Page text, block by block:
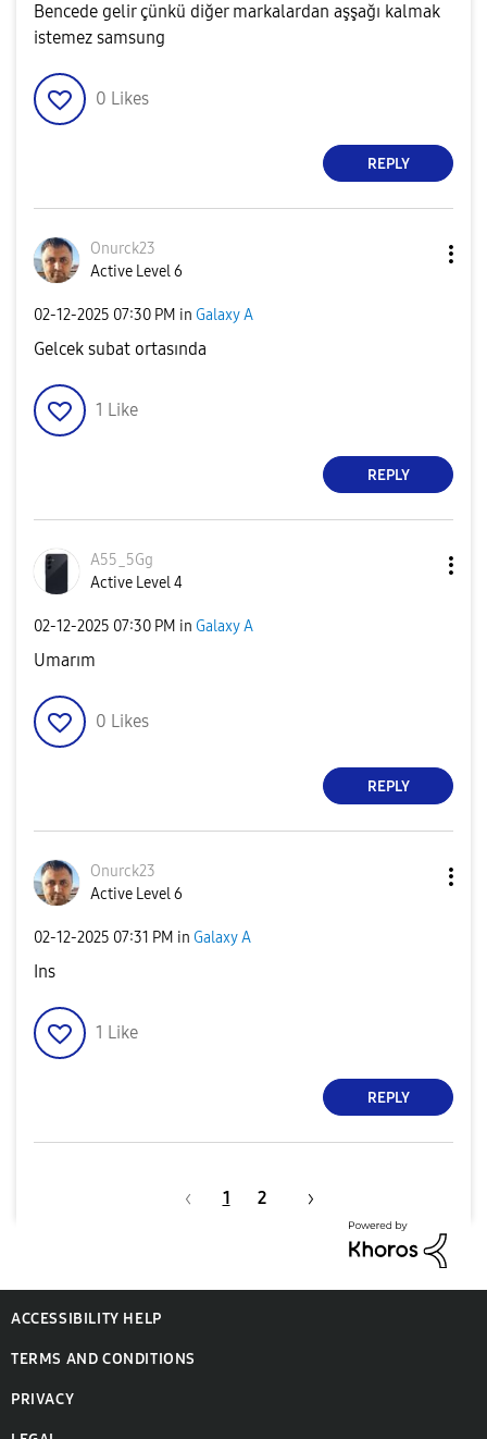
Bencede gelir çünkü diğer markalardan aşşağı kalmak
istemez samsung
0 Likes
REPLY
Onurck23
Active Level 6
‎02-12-2025 07:30 PM in Galaxy A
Gelcek subat ortasında
1 Like
REPLY
A55_5Gg
Active Level 4
‎02-12-2025 07:30 PM in Galaxy A
Umarım
0 Likes
REPLY
Onurck23
Active Level 6
‎02-12-2025 07:31 PM in Galaxy A
Ins
1 Like
REPLY
1 2
ACCESSIBILITY HELP
TERMS AND CONDITIONS
PRIVACY